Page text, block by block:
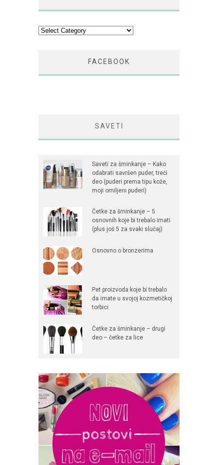
Kategorije
FACEBOOK
SAVETI
Saveti za šminkanje – Kako
odabrati savršen puder, treći
deo (puderi prema tipu kože,
moji omiljeni puderi)
Četke za šminkanje – 5
osnovnih koje bi trebalo imati
(plus još 5 za svaki slučaj)
Osnovno o bronzerima
Pet proizvoda koje bi trebalo
da imate u svojoj kozmetičkoj
torbici
Četke za šminkanje – drugi
deo – četke za lice